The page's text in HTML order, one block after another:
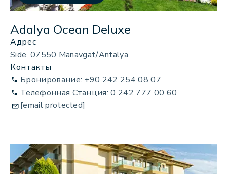
Adalya Ocean Deluxe
Адрес
Side, 07550 Manavgat/Antalya
Контакты
Бронирование: +90 242 254 08 07
Телефонная Станция: 0 242 777 00 60
[email protected]